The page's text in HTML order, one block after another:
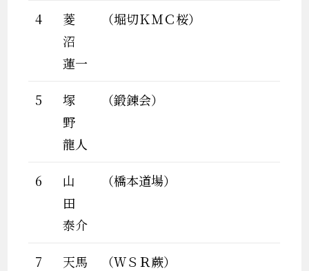
4
菱
沼
蓮一
（堀切ＫＭＣ桜）
5
塚
野
龍人
（鍛錬会）
6
山
田
泰介
（橋本道場）
7 天馬 （ＷＳＲ蕨）